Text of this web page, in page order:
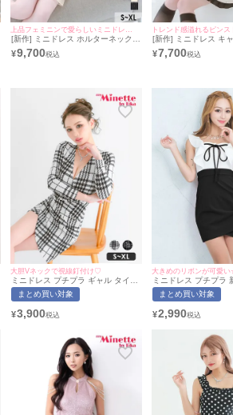
[新作] ミニドレス ホルターネック
谷間 シースルー キラキラ ビジュー
背中魅せ チュール バックリボン ク
¥9,700
[新作] ミニドレス キャ
ボン ドット柄 バイカ
ト Aライン キャバド
¥7,700
大胆Vネックで視線釘付け♡
ミニドレス プチプラ ギャル タイト
長袖 袖あり セクシー ラウンジ チェ
ック柄 低身長 谷間 スナック 千鳥格
Luvique (みのり着用/S~XLサイズ対
まとめ買い対象
¥3,900
大きめのリボンが可愛
ミニドレス プチプラ
ースリーブ 低身長 胸
フリル ガーリー バイ
着用/M~Lサイズ対応
まとめ買い対象
¥2,990